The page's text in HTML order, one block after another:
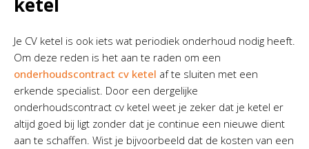
Je CV ketel is ook iets wat periodiek onderhoud nodig heeft.
Om deze reden is het aan te raden om een
onderhoudscontract cv ketel af te sluiten met een
erkende specialist. Door een dergelijke
onderhoudscontract cv ketel weet je zeker dat je ketel er
altijd goed bij ligt zonder dat je continue een nieuwe dient
aan te schaffen. Wist je bijvoorbeeld dat de kosten van een